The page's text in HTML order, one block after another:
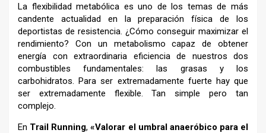
La flexibilidad metabólica es uno de los temas de más
candente actualidad en la preparación física de los
deportistas de resistencia. ¿Cómo conseguir maximizar el
rendimiento? Con un metabolismo capaz de obtener
energía con extraordinaria eficiencia de nuestros dos
combustibles fundamentales: las grasas y los
carbohidratos. Para ser extremadamente fuerte hay que
ser extremadamente flexible. Tan simple pero tan
complejo.
En Trail Running,«Valorar el umbral anaeróbico para el